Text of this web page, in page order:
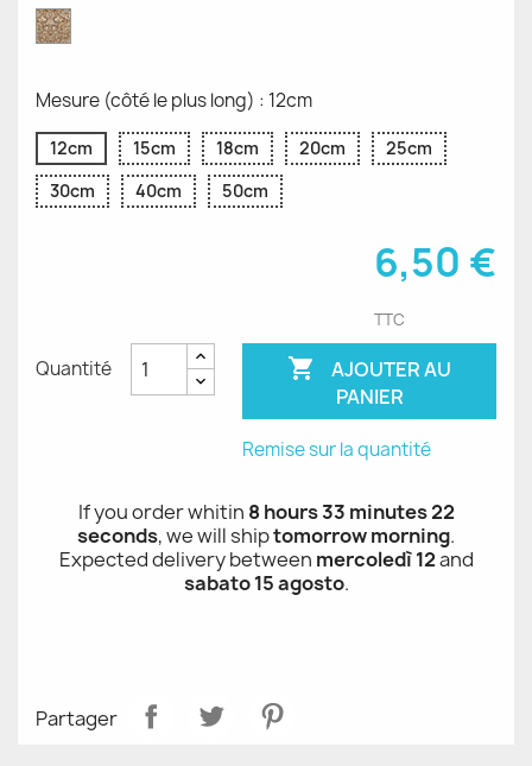
Paillettes
d'Or
Mesure (côté le plus long) : 12cm
12cm 15cm 18cm 20cm
25cm
30cm
40cm 50cm
6,50 €
TTC
Quantité 
AJOUTER AU
PANIER
Remise sur la quantité
If you order whitin 8 hours 33 minutes 22
seconds, we will shiptomorrow morning.
Expected delivery between mercoledì 12and
sabato 15 agosto.
Partager